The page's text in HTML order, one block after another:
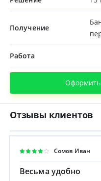
Получение
Работа
Оформить
Отзывы клиентов
Сомов Иван
Весьма удобно